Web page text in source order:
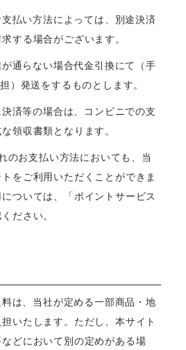
払い方法によっては、別途決済
する場合がございます。
通らない場合代金引換にて（⼿
）発送をするものとします。
済等の場合は、コンビニでの支
領収書類となります。
のお支払い方法においても、当
をご利用いただくことができま
ついては、「ポイントサービス
ださい。
は、当社が定める一部商品・地
いたします。ただし、本サイト
どにおいて別の定めがある場